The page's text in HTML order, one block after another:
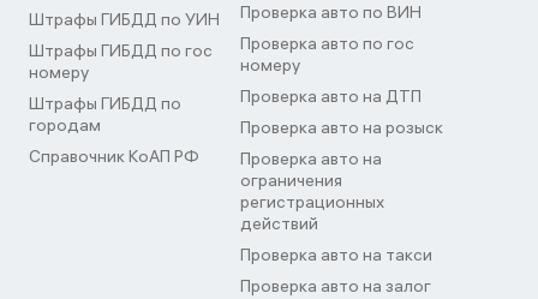
Штрафы ГИБДД по УИН
Штрафы ГИБДД по гос
номеру
Штрафы ГИБДД по
городам
Справочник КоАП РФ
Проверка авто по ВИН
Проверка авто по гос
номеру
Проверка авто на ДТП
Проверка авто на розыск
Проверка авто на
ограничения
регистрационных
действий
Проверка авто на такси
Проверка авто на залог